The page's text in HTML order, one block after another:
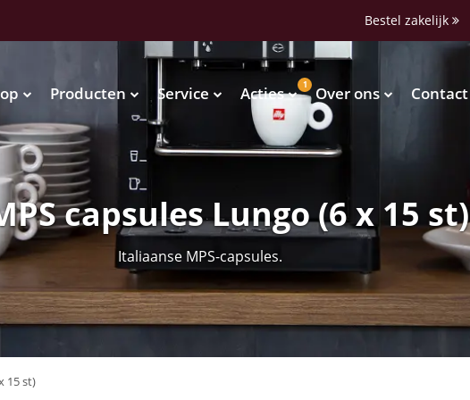
Bestel zakelijk
1
Waterkoelers
Waterkoelers
Vendingmachines
Producten Service Acties Over ons Contact
capsules Lungo (6 x 15 st)
Italiaanse MPS-capsules.
15 st)